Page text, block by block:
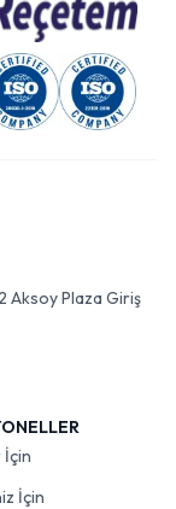
Aksoy Plaza Giriş
İçin